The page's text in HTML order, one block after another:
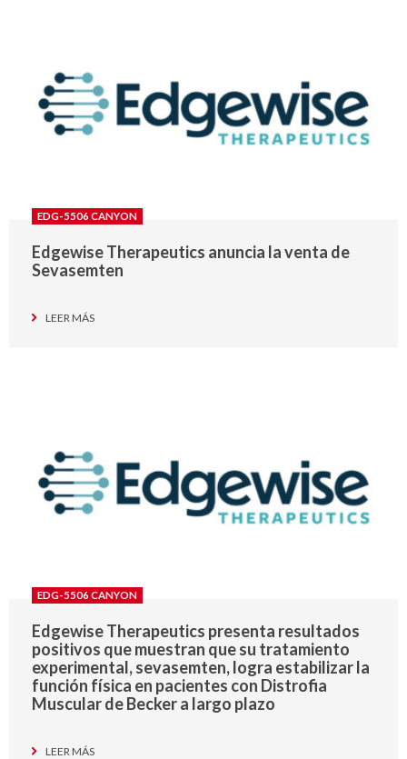
EDG-5506 CANYON
Edgewise Therapeutics anuncia la venta de
Sevasemten
LEER MÁS
EDG-5506 CANYON
Edgewise Therapeutics presenta resultados
positivos que muestran que su tratamiento
experimental, sevasemten, logra estabilizar la
función física en pacientes con Distrofia
Muscular de Becker a largo plazo
LEER MÁS